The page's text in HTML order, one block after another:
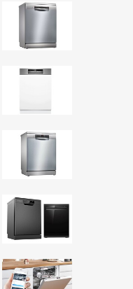
Mitsubishi
100kA 2P
đ